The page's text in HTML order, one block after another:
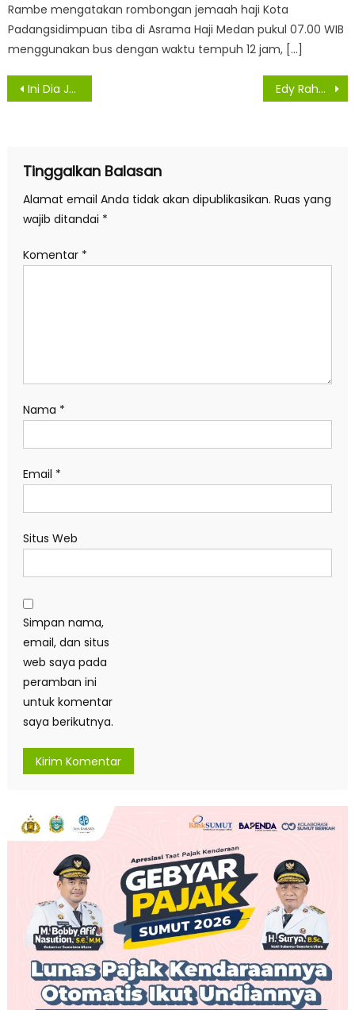
Rambe mengatakan rombongan jemaah haji Kota
Padangsidimpuan tiba di Asrama Haji Medan pukul 07.00 WIB
menggunakan bus dengan waktu tempuh 12 jam, […]
Navigasi
Ini Dia Juara Lomba Cerita Wastra 2021 Tingkat Provinsi Sumut Edy Rahmayadi Minta KPU, Bawaslu, Polri dan TNI Tegas Dalam Penyelenggaraan PSU
Tinggalkan Balasan
Alamat email Anda tidak akan dipublikasikan. Ruas yang
wajib ditandai *
Komentar *
Nama *
Email *
Situs Web
Simpan nama,
email, dan situs
web saya pada
peramban ini
untuk komentar
saya berikutnya.